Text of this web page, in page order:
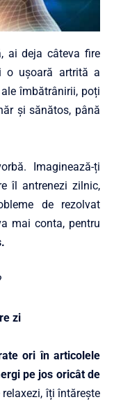
ai deja câteva fire
o ușoară artrită a
îmbătrânirii, poți
și sănătos, până
Imaginează-ți
îl antrenezi zilnic,
de rezolvat
mai conta, pentru
.
zi
ori în articolele
pe jos oricât de
îți întărește